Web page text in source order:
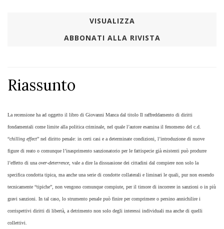
VISUALIZZA
ABBONATI ALLA RIVISTA
Riassunto
​La recensione ha ad oggetto il libro di Giovanni Manca dal titolo Il raffreddamento di diritti
fondamentali come limite alla politica criminale, nel quale l’autore esamina il fenomeno del c.d.
“chilling effect” nel diritto penale: in certi casi e a determinate condizioni, l’introduzione di nuove
figure di reato o comunque l’inasprimento sanzionatorio per le fattispecie già esistenti può produrre
l’effetto di una over-deterrence , vale a dire la dissuasione dei cittadini dal compiere non solo la
specifica condotta tipica, ma anche una serie di condotte collaterali e liminari le quali, pur non essendo
tecnicamente “tipiche”, non vengono comunque compiute, per il timore di incorrere in sanzioni o in più
gravi sanzioni. In tal caso, lo strumento penale può finire per comprimere o persino annichilire i
corrispettivi diritti di libertà, a detrimento non solo degli interessi individuali ma anche di quelli
collettivi.